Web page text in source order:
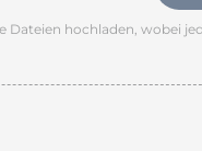
Dateien hochladen, wobei